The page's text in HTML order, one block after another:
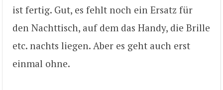
ist fertig. Gut, es fehlt noch ein Ersatz für
den Nachttisch, auf dem das Handy, die Brille
etc. nachts liegen. Aber es geht auch erst
einmal ohne.